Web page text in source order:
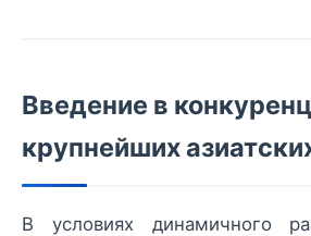
Введение в
крупнейших
В условиях динамичного